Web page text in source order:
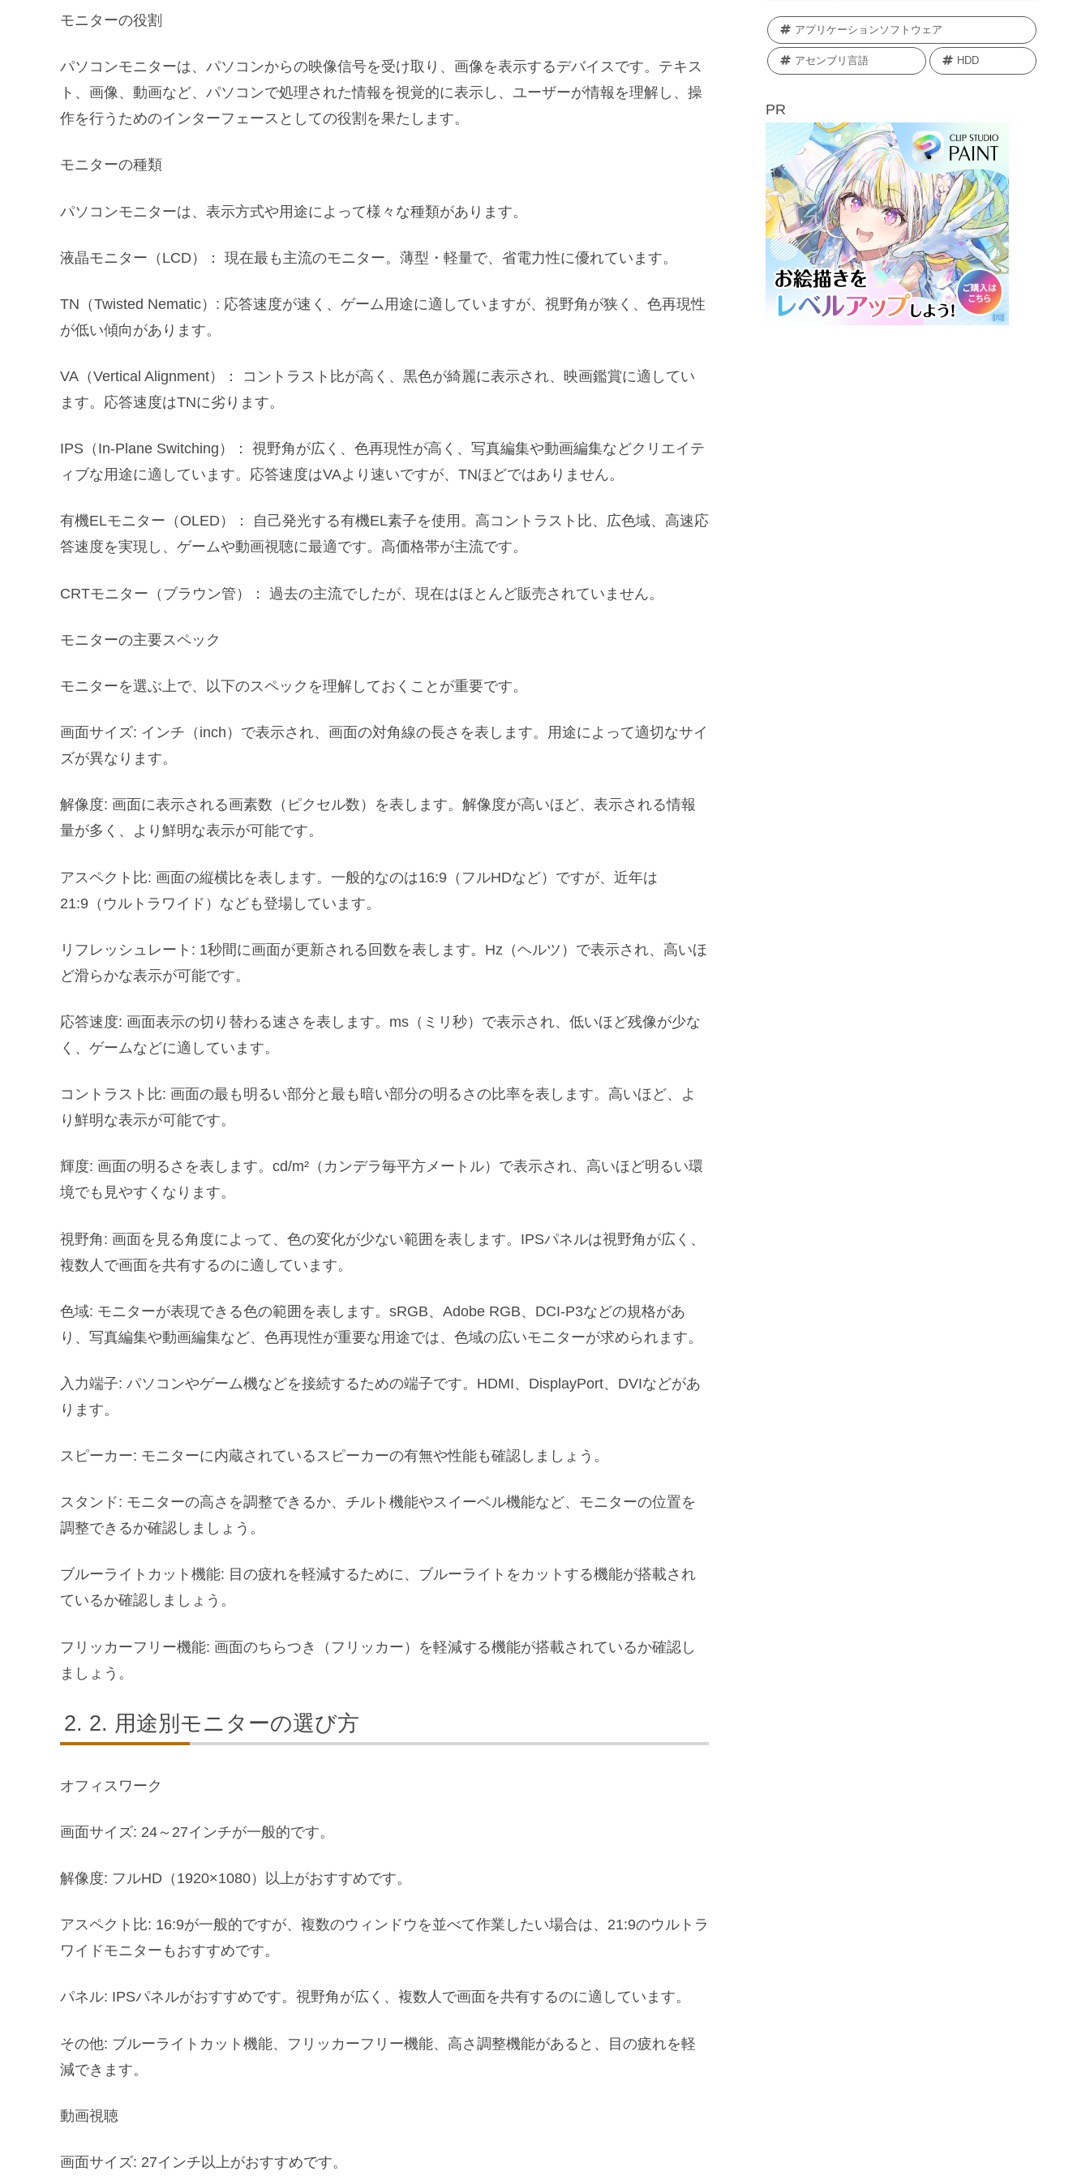
モニターの役割
パソコンモニターは、パソコンからの映像信号を受け取り、画像を表示するデバイスです。テキス
ト、画像、動画など、パソコンで処理された情報を視覚的に表示し、ユーザーが情報を理解し、操
作を行うためのインターフェースとしての役割を果たします。
モニターの種類
パソコンモニターは、表示方式や用途によって様々な種類があります。
液晶モニター（LCD）： 現在最も主流のモニター。薄型・軽量で、省電力性に優れています。
TN（Twisted Nematic）: 応答速度が速く、ゲーム用途に適していますが、視野角が狭く、色再現性
が低い傾向があります。
VA（Vertical Alignment）： コントラスト比が高く、黒色が綺麗に表示され、映画鑑賞に適してい
ます。応答速度はTNに劣ります。
IPS（In-Plane Switching）： 視野角が広く、色再現性が高く、写真編集や動画編集などクリエイテ
ィブな用途に適しています。応答速度はVAより速いですが、TNほどではありません。
有機ELモニター（OLED）： 自己発光する有機EL素子を使用。高コントラスト比、広色域、高速応
答速度を実現し、ゲームや動画視聴に最適です。高価格帯が主流です。
CRTモニター（ブラウン管）： 過去の主流でしたが、現在はほとんど販売されていません。
モニターの主要スペック
モニターを選ぶ上で、以下のスペックを理解しておくことが重要です。
画面サイズ: インチ（inch）で表示され、画面の対角線の長さを表します。用途によって適切なサイ
ズが異なります。
解像度: 画面に表示される画素数（ピクセル数）を表します。解像度が高いほど、表示される情報
量が多く、より鮮明な表示が可能です。
アスペクト比: 画面の縦横比を表します。一般的なのは16:9（フルHDなど）ですが、近年は
21:9（ウルトラワイド）なども登場しています。
リフレッシュレート: 1秒間に画面が更新される回数を表します。Hz（ヘルツ）で表示され、高いほ
ど滑らかな表示が可能です。
応答速度: 画面表示の切り替わる速さを表します。ms（ミリ秒）で表示され、低いほど残像が少な
く、ゲームなどに適しています。
コントラスト比: 画面の最も明るい部分と最も暗い部分の明るさの比率を表します。高いほど、よ
り鮮明な表示が可能です。
輝度: 画面の明るさを表します。cd/m²（カンデラ毎平方メートル）で表示され、高いほど明るい環
境でも見やすくなります。
視野角: 画面を見る角度によって、色の変化が少ない範囲を表します。IPSパネルは視野角が広く、
複数人で画面を共有するのに適しています。
色域: モニターが表現できる色の範囲を表します。sRGB、Adobe RGB、DCI-P3などの規格があ
り、写真編集や動画編集など、色再現性が重要な用途では、色域の広いモニターが求められます。
入力端子: パソコンやゲーム機などを接続するための端子です。HDMI、DisplayPort、DVIなどがあ
ります。
スピーカー: モニターに内蔵されているスピーカーの有無や性能も確認しましょう。
スタンド: モニターの高さを調整できるか、チルト機能やスイーベル機能など、モニターの位置を
調整できるか確認しましょう。
ブルーライトカット機能: 目の疲れを軽減するために、ブルーライトをカットする機能が搭載され
ているか確認しましょう。
フリッカーフリー機能: 画面のちらつき（フリッカー）を軽減する機能が搭載されているか確認し
ましょう。
2. 用途別モニターの選び方
オフィスワーク
画面サイズ: 24～27インチが一般的です。
解像度: フルHD（1920×1080）以上がおすすめです。
アスペクト比: 16:9が一般的ですが、複数のウィンドウを並べて作業したい場合は、21:9のウルトラ
ワイドモニターもおすすめです。
パネル: IPSパネルがおすすめです。視野角が広く、複数人で画面を共有するのに適しています。
その他: ブルーライトカット機能、フリッカーフリー機能、高さ調整機能があると、目の疲れを軽
減できます。
動画視聴
画面サイズ: 27インチ以上がおすすめです。
アプリケーションソフトウェア
アセンブリ言語 HDD
PR